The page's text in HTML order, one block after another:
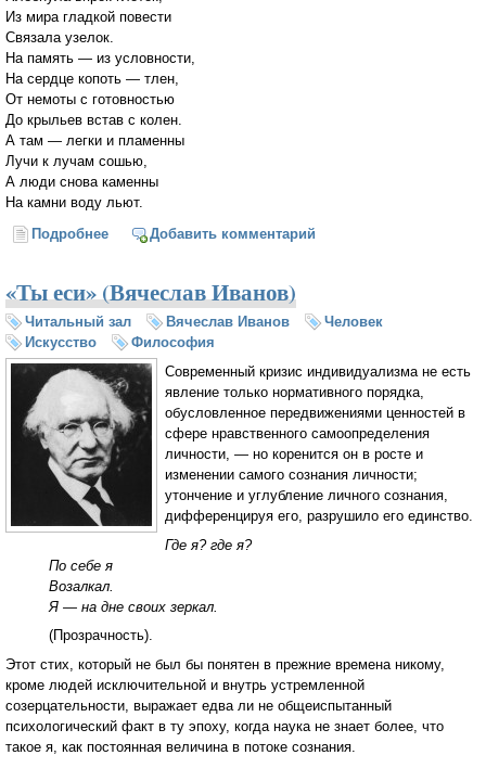
Из мира гладкой повести
Связала узелок.
На память — из условности,
На сердце копоть — тлен,
От немоты с готовностью
До крыльев встав с колен.
А там — легки и пламенны
Лучи к лучам сошью,
А люди снова каменны
На камни воду льют.
Подробнее о А я сегодня горести...
Добавить комментарий
«Ты еси» (Вячеслав Иванов)
Читальный зал Вячеслав Иванов
Человек
Искусство
Философия
Современный кризис индивидуализма не есть
явление только нормативного порядка,
обусловленное передвижениями ценностей в
сфере нравственного самоопределения
личности, — но коренится он в росте и
изменении самого сознания личности;
утончение и углубление личного сознания,
дифференцируя его, разрушило его единство.
Где я? где я?
По себе я
Возалкал.
Я — на дне своих зеркал.
(Прозрачность).
Этот стих, который не был бы понятен в прежние времена никому,
кроме людей исключительной и внутрь устремленной
созерцательности, выражает едва ли не общеиспытанный
психологический факт в ту эпоху, когда наука не знает более, что
такое я, как постоянная величина в потоке сознания.